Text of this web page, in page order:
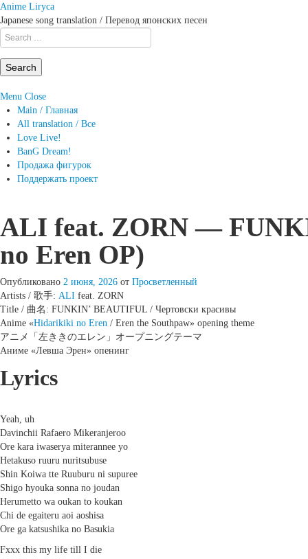
Anime Liryca
Japanese song translation / Перевод японских песен
Search
on:
Menu Close
Main / Главная
All translation / Все
Love Live!
BanG Dream!
Продажа фигурок
Поддержать проект
ALI feat. ZORN —
no Eren OP)
Опубликовано 2 июня, 2026 от Просветленный
Artists / 歌手: ALI feat. ZORN
Title / 曲名: FUNKIN’ BEAUTIFUL / Чертовски красивы
Anime «Hidarikiki no Eren / Eren the Southpaw» opening theme
アニメ「左ききのエレン」オープニングテーマ
Аниме «Левша Эрен» опенинг
Lyrics
Yeah, uh
Davinchii Rafaero Mikeranjeroo
Ore kara iwaserya miterannee yo
Hetakuso ruuru nuritsubuse
Shin Koiwa tte Ruuburu ni supuree
Shigo hyouka sonna no joudan
Herumetto wa oukan to koukan
Chi de egaiteru aoi aoshisa
Ore ga katsushika no Basukia
Fxxx this my life till I die